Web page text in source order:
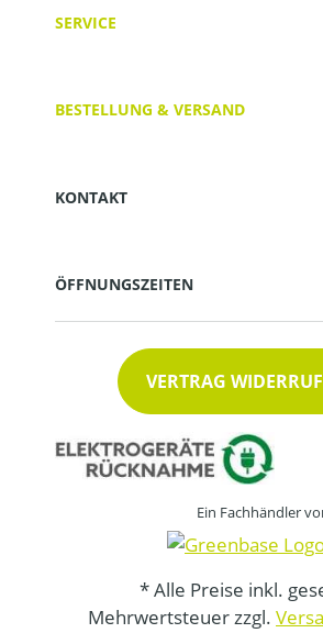
SERVICE
BESTELLUNG & VERSAND
KONTAKT
ÖFFNUNGSZEITEN
VERTRAG
Ein Fachhändler
* Alle Preise inkl.
Mehrwertsteuer zzgl.